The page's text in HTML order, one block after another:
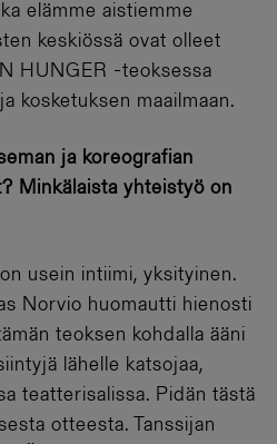
elämme aistiemme
keskiössä ovat olleet
HUNGER -teoksessa
kosketuksen maailmaan.
ja koreografian
Minkälaista yhteistyö on
usein intiimi, yksityinen.
Norvio huomautti hienosti
teoksen kohdalla ääni
lähelle katsojaa,
teatterisalissa. Pidän tästä
otteesta. Tanssijan